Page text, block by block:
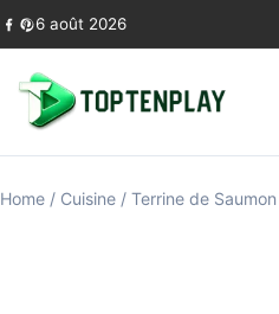
Skip to content
6 août 2026
Home / Cuisine / Terrine de